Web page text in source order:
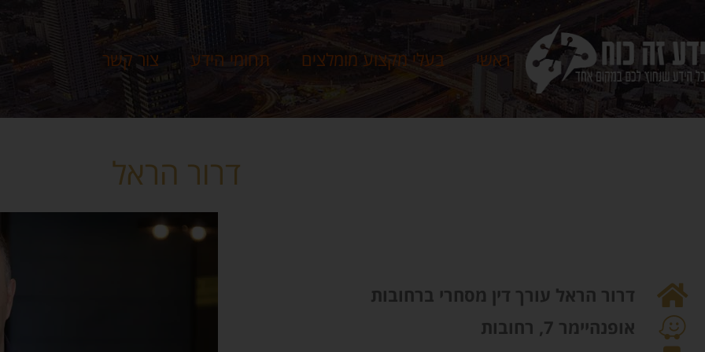
ראשי בעלי מקצוע מומלצים תחומי הידע צור קשר
דרור הראל
דרור הראל עורך דין מסחרי ברחובות
אופנהיימר 7, רחובות